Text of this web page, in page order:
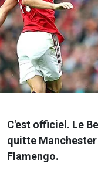
C'est officiel. Le
quitte
Flamengo.